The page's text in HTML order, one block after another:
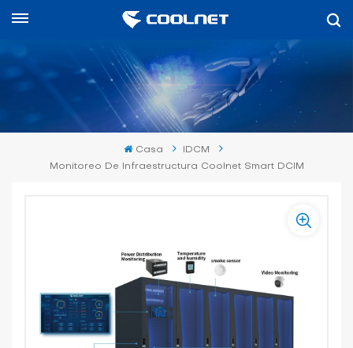
Casa
IDCM
Monitoreo De Infraestructura Coolnet Smart DCIM